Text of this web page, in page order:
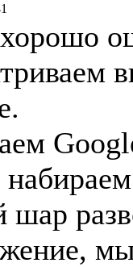
шар